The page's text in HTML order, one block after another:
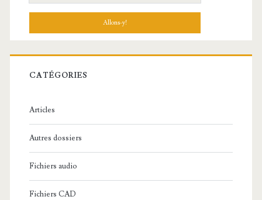
e
h
r
c
:
CATÉGORIES
Articles
Autres dossiers
Fichiers audio
Fichiers CAD